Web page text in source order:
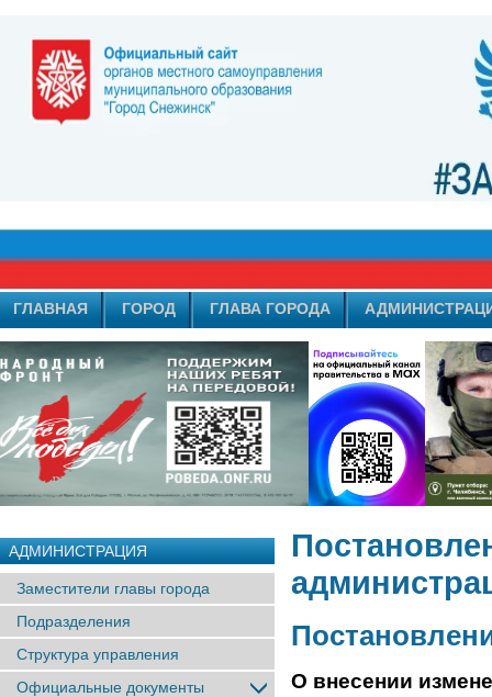
ГЛАВНАЯ ГОРОД ГЛАВА ГОРОДА
АДМИНИСТРАЦИЯ
Заместители главы города
Подразделения
Структура управления
Официальные документы
О внесении